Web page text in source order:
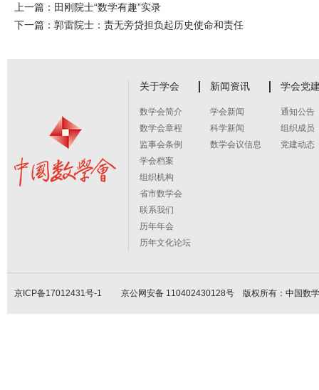
上一篇： 田刚院士“数学有趣”实录
下一篇： 郭雷院士：责无旁贷担负起历史使命和责任
关于学会
数学会简介
数学会章程
监事会条例
学会档案
组织机构
省市数学会
联系我们
历年年会
历年文化论坛
新闻资讯
学会新闻
科学新闻
数学会议信息
学会党
通知公告
组织成员
党建动态
京ICP备17012431号-1 京公网安备 110402430128号 版权所有：中国